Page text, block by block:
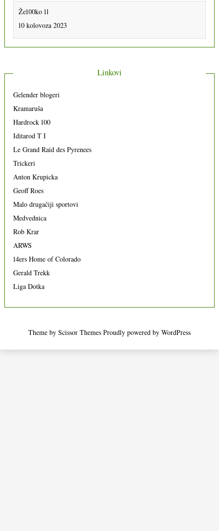
Že100ko 11
10 kolovoza 2023
Linkovi
Gelender blogeri
Kramaruša
Hardrock 100
Iditarod T I
Le Grand Raid des Pyrenees
Trickeri
Anton Krupicka
Geoff Roes
Malo drugačiji sportovi
Medvednica
Rob Krar
ARWS
14ers Home of Colorado
Gerald Trekk
Liga Dotka
Theme by Scissor Themes Proudly powered by WordPress